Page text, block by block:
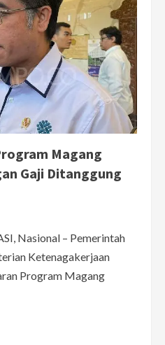
Magang
Gaji Ditanggung
Nasional – Pemerintah
Ketenagakerjaan
Program Magang